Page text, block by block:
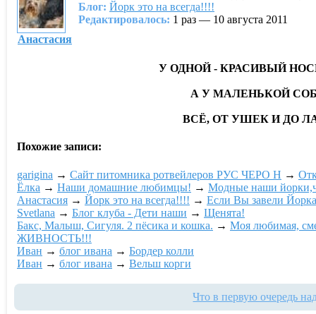
Анастасия
Блог: Йорк это на всегда!!!!
Редактировалось: 1 раз — 10 августа 2011
У ОДНОЙ - КРАСИВЫЙ
А У МАЛЕНЬКОЙ
ВСЁ, ОТ УШЕК И ДО
Похожие записи:
garigina → Сайт питомника ротвейлеров РУС ЧЕРО Н →
Ёлка → Наши домашние любимцы! → Модные наши
Анастасия → Йорк это на всегда!!!! → Если Вы завели Йорка
Svetlana → Блог клуба - Дети наши → Щенята!
Бакс, Малыш, Сигуля. 2 пёсика и кошка. → Моя любимая,
ЖИВНОСТЬ!!!
Ивaн → блог ивaна → Бордер колли
Ивaн → блог ивaна → Вельш корги
Что в первую очередь